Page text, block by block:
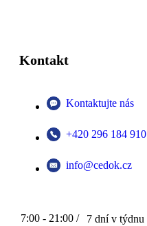
Kontakt
Kontaktujte nás
+420 296 184 910
info@cedok.cz
7:00 - 21:00 / 7 dní v týdnu